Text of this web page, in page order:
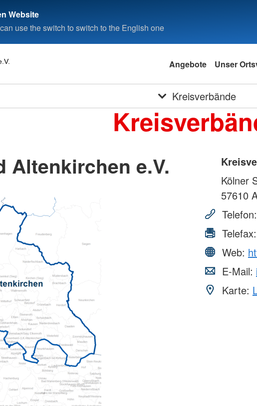
Website
use the switch to switch to the English one
Angebote Unser
Kreisverbände
Altenkirchen e.V.
Kölner
57610
Telefon:
Telefax:
Web:
E-Mail:
Karte: